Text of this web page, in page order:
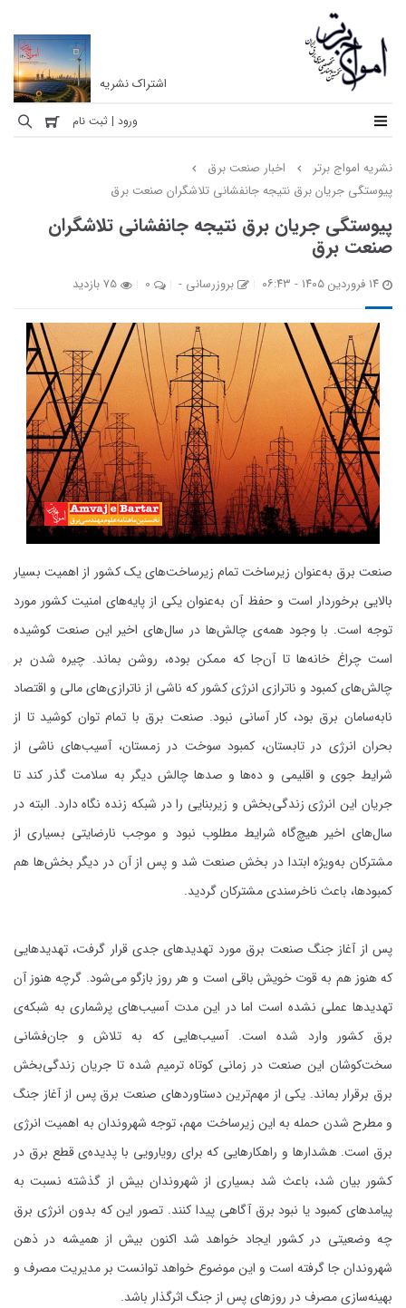
نشریه
برتر
نخستین
ماهنامه
تخصصی
مهندسی
برق
ایران
اشتراک نشریه
ورود | ثبت نام
نشریه امواج برتر
اخبار صنعت برق
پیوستگی جریان برق نتیجه جانفشانی تلاشگران صنعت برق
پیوستگی جریان برق نتیجه جانفشانی تلاشگران
صنعت برق
بروزرسانی - 0
صنعت برق به‌عنوان زیرساخت تمام زیرساخت‌های یک کشور از اهمیت بسیار
بالایی برخوردار است و حفظ آن به‌عنوان یکی از پایه‌های امنیت کشور مورد
توجه است. با وجود همه‌ی چالش‌ها در سال‌های اخیر این صنعت کوشیده
است چراغ خانه‌ها تا آن‌جا که ممکن بوده‌، روشن بماند. چیره شدن بر
چالش‌های کمبود و ناترازی انرژی کشور که ناشی از ناترازی‌های مالی و اقتصاد
نابه‌سامان برق بود، کار آسانی نبود. صنعت برق با تمام توان کوشید تا از
بحران انرژی در تابستان، کمبود سوخت در زمستان، آسیب‌های ناشی از
شرایط جوی و اقلیمی و ده‌ها و صدها چالش دیگر به سلامت گذر کند تا
جریان این انرژی زندگی‌بخش و زیربنایی را در شبکه زنده نگاه دارد. البته در
سال‌های اخیر هیچ‌گاه شرایط مطلوب نبود و موجب نارضایتی بسیاری از
مشترکان به‌ویژه ابتدا در بخش صنعت شد و پس از آن در دیگر بخش‌ها هم
کمبودها، باعث ناخرسندی مشترکان گردید.
پس از آغاز جنگ صنعت برق مورد تهدیدهای جدی قرار گرفت، تهدیدهایی
که هنوز هم به قوت خویش باقی است و هر روز بازگو می‌شود. گرچه هنوز آن
تهدیدها عملی نشده است اما در این مدت آسیب‌های پرشماری به شبکه‌ی
برق کشور وارد شده است. آسیب‌هایی که به تلاش و جان‌فشانی
سخت‌کوشان این صنعت در زمانی کوتاه ترمیم شده تا جریان زندگی‌بخش
برق برقرار بماند. یکی از مهم‌ترین دستاوردهای صنعت برق پس از آغاز جنگ
و مطرح شدن حمله به این زیرساخت مهم، توجه شهروندان به اهمیت انرژی
برق است. هشدارها و راهکارهایی که برای رویارویی با پدیده‌ی قطع برق در
کشور بیان شد، باعث شد بسیاری از شهروندان بیش از گذشته نسبت به
پیامدهای کمبود یا نبود برق آگاهی پیدا کنند. تصور این که بدون انرژی برق
چه وضعیتی در کشور ایجاد خواهد شد اکنون بیش از همیشه در ذهن
شهروندان جا گرفته است و این موضوع خواهد توانست بر مدیریت مصرف و
بهینه‌سازی مصرف در روزهای پس از جنگ اثرگذار باشد.